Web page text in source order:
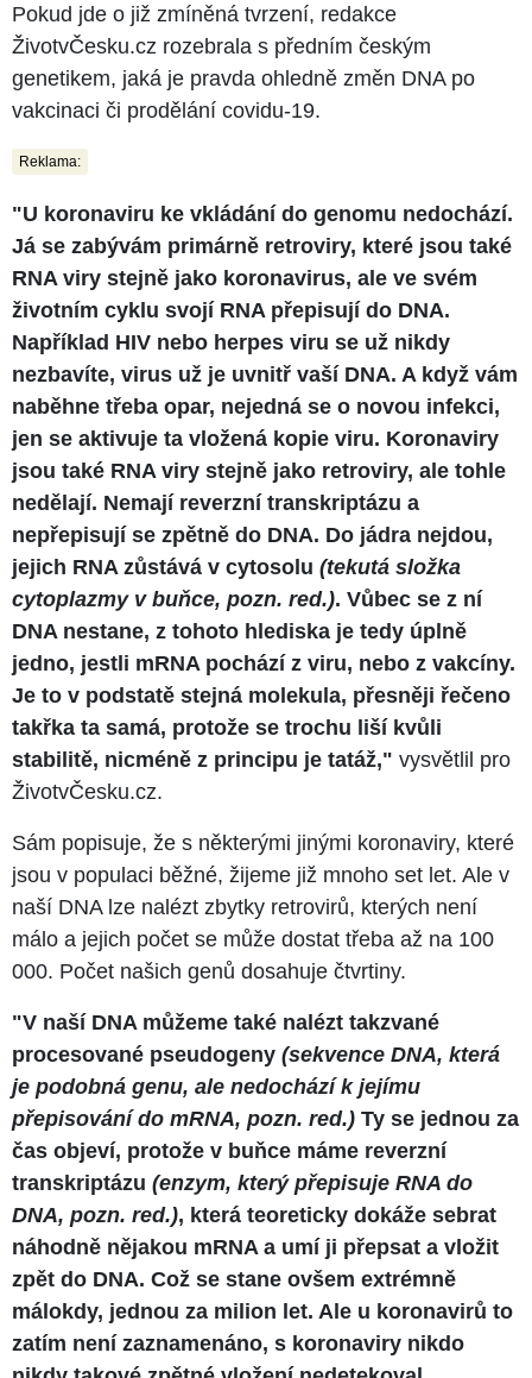
Pokud jde o již zmíněná tvrzení, redakce
ŽivotvČesku.cz rozebrala s předním českým
genetikem, jaká je pravda ohledně změn DNA po
vakcinaci či prodělání covidu-19.
Reklama:
"U koronaviru ke vkládání do genomu nedochází.
Já se zabývám primárně retroviry, které jsou také
RNA viry stejně jako koronavirus, ale ve svém
životním cyklu svojí RNA přepisují do DNA.
Například HIV nebo herpes viru se už nikdy
nezbavíte, virus už je uvnitř vaší DNA. A když vám
naběhne třeba opar, nejedná se o novou infekci,
jen se aktivuje ta vložená kopie viru. Koronaviry
jsou také RNA viry stejně jako retroviry, ale tohle
nedělají. Nemají reverzní transkriptázu a
nepřepisují se zpětně do DNA. Do jádra nejdou,
jejich RNA zůstává v cytosolu (tekutá složka
cytoplazmy v buňce, pozn. red.). Vůbec se z ní
DNA nestane, z tohoto hlediska je tedy úplně
jedno, jestli mRNA pochází z viru, nebo z vakcíny.
Je to v podstatě stejná molekula, přesněji řečeno
takřka ta samá, protože se trochu liší kvůli
stabilitě, nicméně z principu je tatáž," vysvětlil pro
ŽivotvČesku.cz.
Sám popisuje, že s některými jinými koronaviry, které
jsou v populaci běžné, žijeme již mnoho set let. Ale v
naší DNA lze nalézt zbytky retrovirů, kterých není
málo a jejich počet se může dostat třeba až na 100
000. Počet našich genů dosahuje čtvrtiny.
"V naší DNA můžeme také nalézt takzvané
procesované pseudogeny (sekvence DNA, která
je podobná genu, ale nedochází k jejímu
přepisování do mRNA, pozn. red.) Ty se jednou za
čas objeví, protože v buňce máme reverzní
transkriptázu (enzym, který přepisuje RNA do
DNA, pozn. red.), která teoreticky dokáže sebrat
náhodně nějakou mRNA a umí ji přepsat a vložit
zpět do DNA. Což se stane ovšem extrémně
málokdy, jednou za milion let. Ale u koronavirů to
zatím není zaznamenáno, s koronaviry nikdo